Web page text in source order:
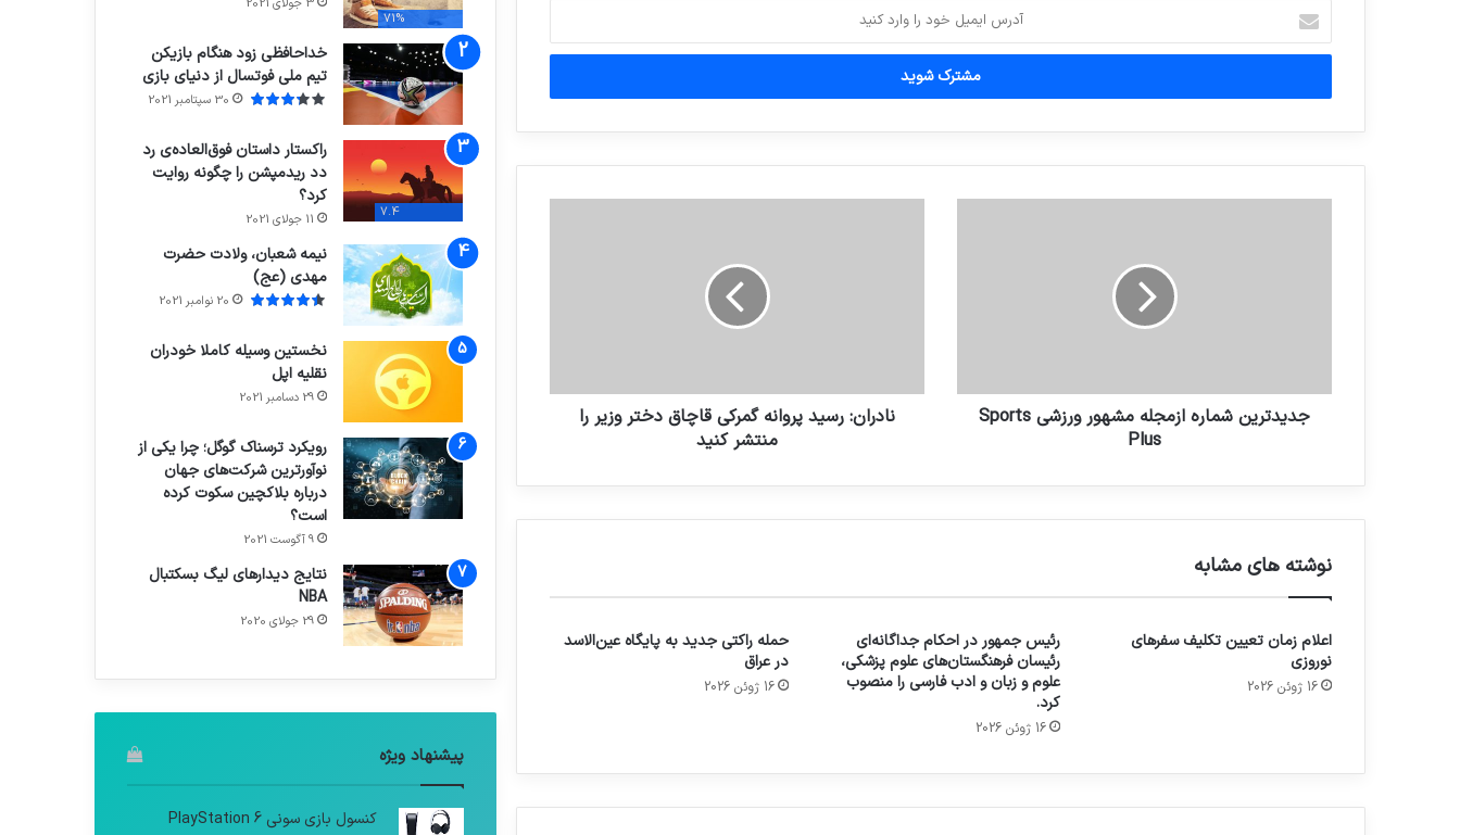
اطلاعیه جدید بانک مرکزی درباره چک
آدرس
ایمیل
خود
وارد
جدیدترین شماره ازمجله مشهور ورزشی Sports
Plus
نادران: رسید پروانه گمرکی قاچاق دختر وزیر را
منتشر کنید
نوشته های مشابه
اعلام زمان تعیین تکلیف سفرهای
نوروزی
16 ژوئن 2026
رئیس جمهور در احکام جداگانه‌ای
رئیسان فرهنگستان‌های علوم پزشکی،
علوم و زبان و ادب فارسی را منصوب
کرد.
16 ژوئن 2026
حمله راکتی جدید به پایگاه عین‌الاسد
در عراق
16 ژوئن 2026
71%
3 جولای 2021
خداحافظی زود هنگام بازیکن
تیم ملی فوتسال از دنیای بازی
30 سپتامبر 2021
7.4
راکستار داستان فوق‌العاده‌ی رد
دد ریدمپشن را چگونه روایت
کرد؟
11 جولای 2021
نیمه شعبان، ولادت حضرت
مهدی (عج)
20 نوامبر 2021
نخستین وسیله کاملا خودران
نقلیه اپل
29 دسامبر 2021
رویکرد ترسناک گوگل؛ چرا یکی از
نوآورترین شرکت‌های جهان
درباره بلاکچین سکوت کرده
است؟
9 آگوست 2021
نتایج دیدار‌های لیگ بسکتبال
NBA
29 جولای 2020
پیشنهاد ویژه
کنسول بازی سونی PlayStation 6